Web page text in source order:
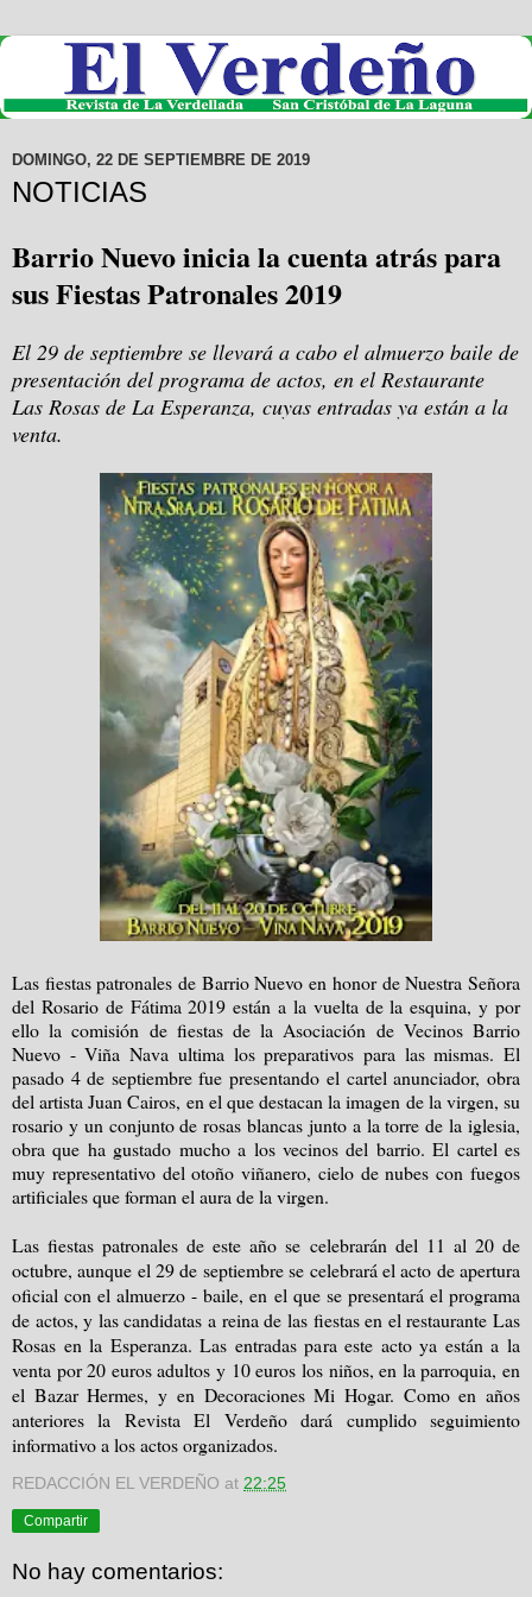
DOMINGO, 22 DE SEPTIEMBRE DE 2019
NOTICIAS
Barrio Nuevo inicia la cuenta atrás para
sus Fiestas Patronales 2019
El 29 de septiembre se llevará a cabo el almuerzo baile de
presentación del programa de actos, en el Restaurante
Las Rosas de La Esperanza, cuyas entradas ya están a la
venta.
Las fiestas patronales de Barrio Nuevo en honor de Nuestra Señora
del Rosario de Fátima 2019 están a la vuelta de la esquina, y por
ello la comisión de fiestas de la Asociación de Vecinos Barrio
Nuevo - Viña Nava ultima los preparativos para las mismas. El
pasado 4 de septiembre fue presentando el cartel anunciador, obra
del artista Juan Cairos, en el que destacan la imagen de la virgen, su
rosario y un conjunto de rosas blancas junto a la torre de la iglesia,
obra que ha gustado mucho a los vecinos del barrio. El cartel es
muy representativo del otoño viñanero, cielo de nubes con fuegos
artificiales que forman el aura de la virgen.
Las fiestas patronales de este año se celebrarán del 11 al 20 de
octubre, aunque el 29 de septiembre se celebrará el acto de apertura
oficial con el almuerzo - baile, en el que se presentará el programa
de actos, y las candidatas a reina de las fiestas en el restaurante Las
Rosas en la Esperanza. Las entradas para este acto ya están a la
venta por 20 euros adultos y 10 euros los niños, en la parroquia, en
el Bazar Hermes, y en Decoraciones Mi Hogar. Como en años
anteriores la Revista El Verdeño dará cumplido seguimiento
informativo a los actos organizados.
REDACCIÓN EL VERDEÑO at 22:25
Compartir
No hay comentarios: